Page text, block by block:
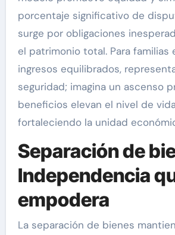
porcentaje significativo de
surge por obligaciones
el patrimonio total. Para familias
ingresos equilibrados,
seguridad; imagina un ascenso
beneficios elevan el nivel de
fortaleciendo la unidad
Separación de
Independencia
empodera
La separación de bienes